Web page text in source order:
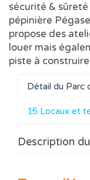
sécurité &
pépinière
propose des
louer mais
piste à
Détail du Parc
15 Locaux et
Description